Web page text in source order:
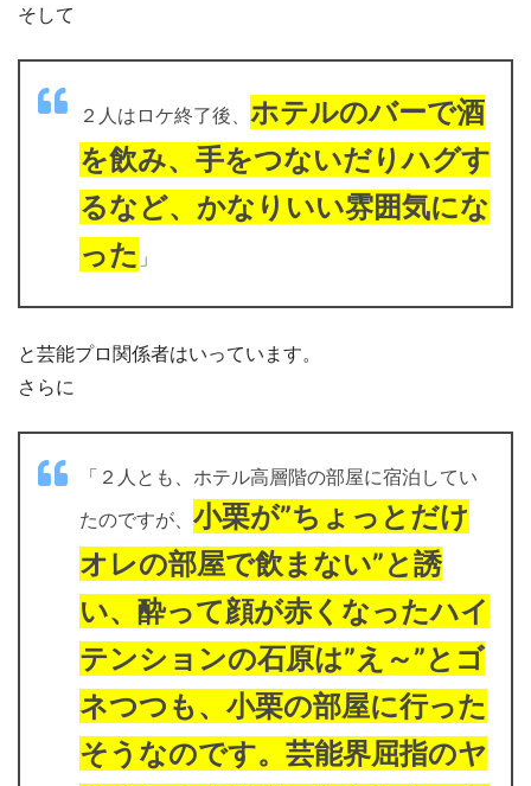
そして
２人はロケ終了後、 ホテルのバーで酒
を飲み、手をつないだりハグす
るなど、かなりいい雰囲気にな
った 」
と芸能プロ関係者はいっています。
さらに
「２人とも、ホテル高層階の部屋に宿泊してい
たのですが、 小栗が”ちょっとだけ
オレの部屋で飲まない”と誘
い、酔って顔が赤くなったハイ
テンションの石原は”え～”とゴ
ネつつも、小栗の部屋に行った
そうなのです。芸能界屈指のヤ